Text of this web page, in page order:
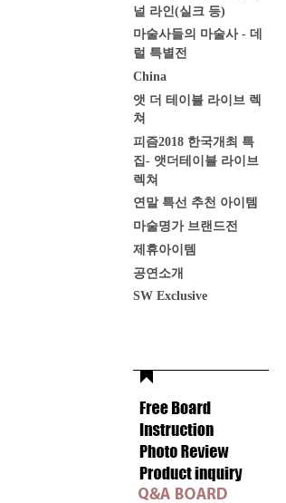
널 라인(실크 등)
마술사들의 마술사 - 데
럴 특별전
China
앳 더 테이블 라이브 렉
쳐
피즘2018 한국개최 특
집- 앳더테이블 라이브
렉쳐
연말 특선 추천 아이템
마술명가 브랜드전
제휴아이템
공연소개
SW Exclusive